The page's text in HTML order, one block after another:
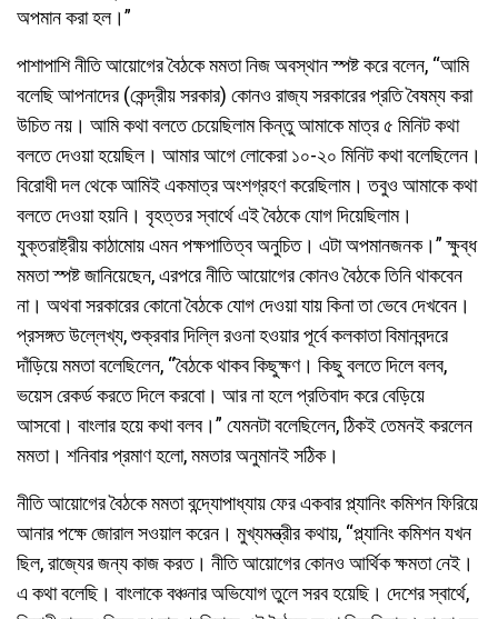
অপমান করা হল।”
পাশাপাশি নীতি আয়োগের বৈঠকে মমতা নিজ অবস্থান স্পষ্ট করে বলেন, “আমি
বলেছি আপনাদের (কেন্দ্রীয় সরকার) কোনও রাজ্য সরকারের প্রতি বৈষম্য করা
উচিত নয়। আমি কথা বলতে চেয়েছিলাম কিন্তু আমাকে মাত্র ৫ মিনিট কথা
বলতে দেওয়া হয়েছিল। আমার আগে লোকেরা ১০-২০ মিনিট কথা বলেছিলেন।
বিরোধী দল থেকে আমিই একমাত্র অংশগ্রহণ করেছিলাম। তবুও আমাকে কথা
বলতে দেওয়া হয়নি। বৃহত্তর স্বার্থে এই বৈঠকে যোগ দিয়েছিলাম।
যুক্তরাষ্ট্রীয় কাঠামোয় এমন পক্ষপাতিত্ব অনুচিত। এটা অপমানজনক।” ক্ষুব্ধ
মমতা স্পষ্ট জানিয়েছেন, এরপরে নীতি আয়োগের কোনও বৈঠকে তিনি থাকবেন
না। অথবা সরকারের কোনো বৈঠকে যোগ দেওয়া যায় কিনা তা ভেবে দেখবেন।
প্রসঙ্গত উল্লেখ্য, শুক্রবার দিল্লি রওনা হওয়ার পূর্বে কলকাতা বিমানবন্দরে
দাঁড়িয়ে মমতা বলেছিলেন, “বৈঠকে থাকব কিছুক্ষণ। কিছু বলতে দিলে বলব,
ভয়েস রেকর্ড করতে দিলে করবো। আর না হলে প্রতিবাদ করে বেড়িয়ে
আসবো। বাংলার হয়ে কথা বলব।” যেমনটা বলেছিলেন, ঠিকই তেমনই করলেন
মমতা। শনিবার প্রমাণ হলো, মমতার অনুমানই সঠিক।
নীতি আয়োগের বৈঠকে মমতা বন্দ্যোপাধ্যায় ফের একবার প্ল্যানিং কমিশন ফিরিয়ে
আনার পক্ষে জোরাল সওয়াল করেন। মুখ্যমন্ত্রীর কথায়, “প্ল্যানিং কমিশন যখন
ছিল, রাজ্যের জন্য কাজ করত। নীতি আয়োগের কোনও আর্থিক ক্ষমতা নেই।
এ কথা বলেছি। বাংলাকে বঞ্চনার অভিযোগ তুলে সরব হয়েছি। দেশের স্বার্থে,